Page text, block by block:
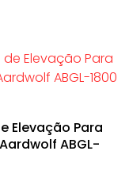
Elevação Para
ABGL-